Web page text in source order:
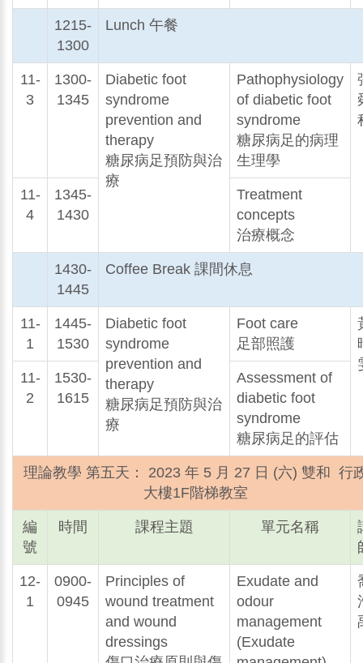
1215-
1300
Lunch 午餐
11-
3
1300-
1345
Diabetic foot
syndrome
prevention and
therapy
糖尿病足預防與治
療
Pathophysiology
of diabetic foot
syndrome
糖尿病足的病理
生理學
11-
4
1345-
1430
Treatment
concepts
治療概念
1430-
1445
Coffee Break 課間休息
11-
1
1445-
1530
Diabetic foot
syndrome
prevention and
therapy
糖尿病足預防與治
療
Foot care
足部照護
11-
2
1530-
1615
Assessment of
diabetic foot
syndrome
糖尿病足的評估
理論教學 第五天： 2023 年 5 月 27 日 (六) 雙和 行
大樓1F階梯教室
編
號
時間 課程主題 單元名稱
12-
1
0900-
0945
Principles of
wound treatment
and wound
dressings
Exudate and
odour
management
(Exudate